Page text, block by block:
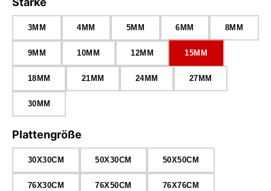
3MM 4MM 5MM 6MM 8MM
9MM 10MM 12MM 15MM
18MM 21MM 24MM 27MM
30MM
Plattengröße
30X30CM 50X30CM 50X50CM
76X30CM 76X50CM 76X76CM